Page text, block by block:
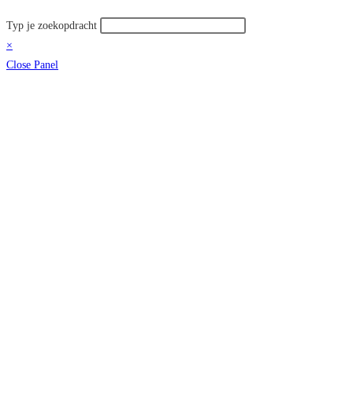
zoeken
Zoek
op
deze
Typ je zoekopdracht
×
Close Panel